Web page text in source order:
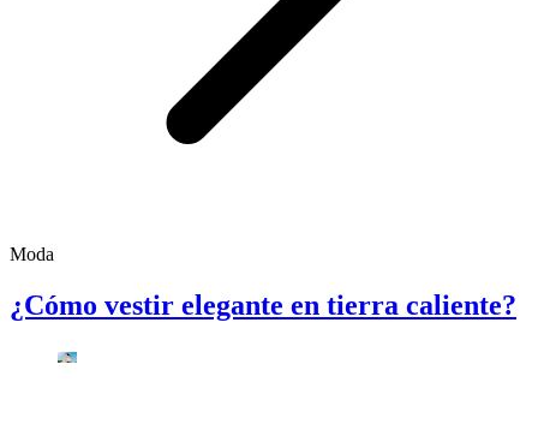
Moda
¿Cómo vestir elegante en tierra caliente?